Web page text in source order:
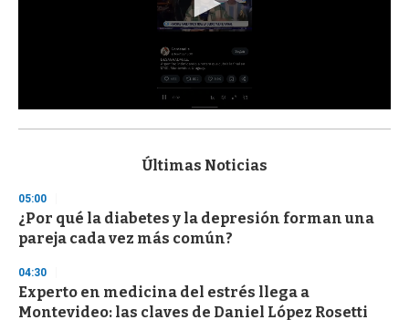
s
d
s
o
f
3
s
e
Últimas Noticias
05:00
¿Por qué la diabetes y la depresión forman una
pareja cada vez más común?
04:30
Experto en medicina del estrés llega a
Montevideo: las claves de Daniel López Rosetti